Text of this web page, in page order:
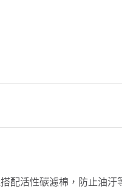
配活性碳濾棉，防止油汙